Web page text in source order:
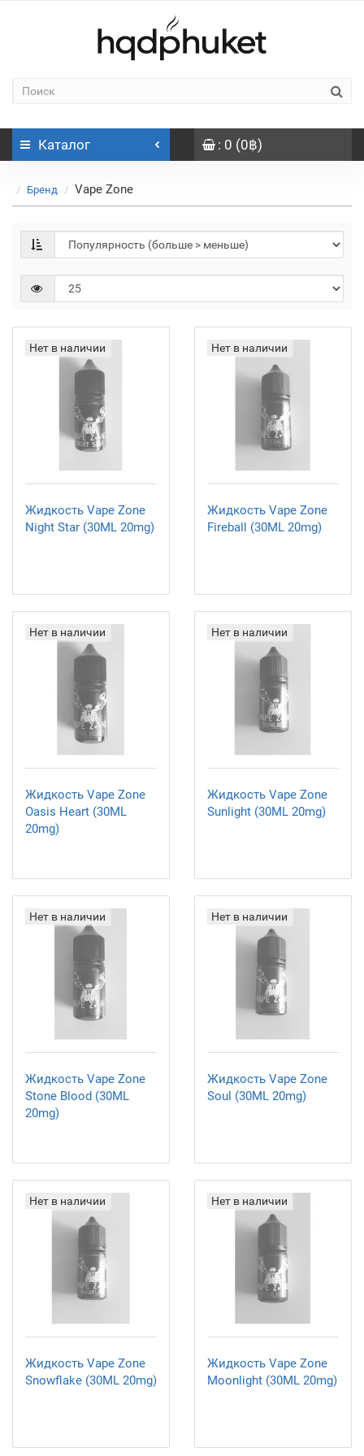
Каталог : 0 (0฿)
Бренд Vape Zone
Нет в наличии
Жидкость Vape Zone
Night Star (30ML 20mg)
Нет в наличии
Жидкость Vape Zone
Fireball (30ML 20mg)
Нет в наличии
Жидкость Vape Zone
Oasis Heart (30ML
20mg)
Нет в наличии
Жидкость Vape Zone
Sunlight (30ML 20mg)
Нет в наличии
Жидкость Vape Zone
Stone Blood (30ML
20mg)
Нет в наличии
Жидкость Vape Zone
Soul (30ML 20mg)
Нет в наличии
Жидкость Vape Zone
Snowflake (30ML 20mg)
Нет в наличии
Жидкость Vape Zone
Moonlight (30ML 20mg)